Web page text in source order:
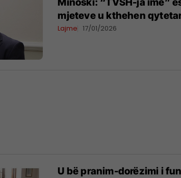
mjeteve u kthehen
Lajme 17/01/2026
U bë pranim-dorëzimi i